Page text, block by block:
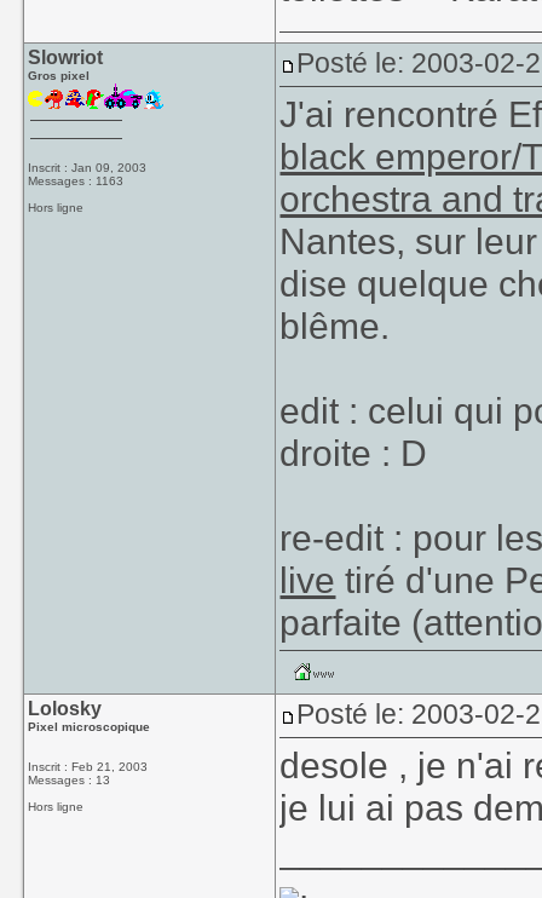
Slowriot
Gros pixel
Inscrit : Jan 09, 2003
Messages : 1163
Hors ligne
Posté le: 2003-02-
J'ai rencontré
black emperor/
orchestra and
Nantes, sur
dise quelque
blême.
edit : celui qui
droite : D
re-edit : pour
live tiré d'une
parfaite
Lolosky
Pixel microscopique
Inscrit : Feb 21, 2003
Messages : 13
Hors ligne
Posté le: 2003-02-
desole , je n'ai
je lui ai pas